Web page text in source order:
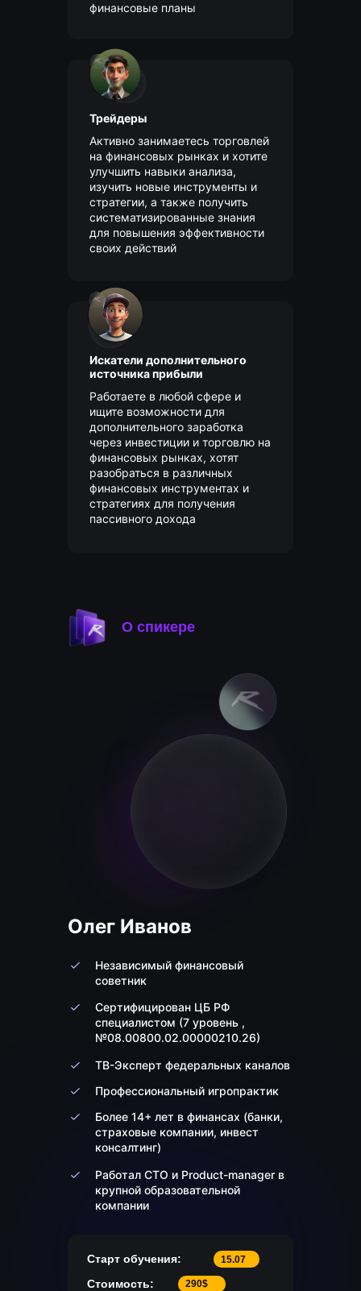
финансовые планы
Трейдеры
Активно занимаетесь торговлей
на финансовых рынках и хотите
улучшить навыки анализа,
изучить новые инструменты и
стратегии, а также получить
систематизированные знания
для повышения эффективности
своих действий
Искатели дополнительного
источника прибыли
Работаете в любой сфере и
ищите возможности для
дополнительного заработка
через инвестиции и торговлю на
финансовых рынках, хотят
разобраться в различных
финансовых инструментах и
стратегиях для получения
пассивного дохода
Олег Иванов
Независимый финансовый
советник
Сертифицирован ЦБ РФ
специалистом (7 уровень ,
№08.00800.02.00000210.26)
ТВ-Эксперт федеральных каналов
Профессиональный игропрактик
Более 14+ лет в финансах (банки,
страховые компании, инвест
консалтинг)
Работал CTO и Product-manager в
крупной образовательной
компании
О спикере
Старт обучения:
Стоимость:
15.07
290$
© 2025 Regolith Autotrade, All right reserved
REGOLITH AUTOTRADE L.L.C-FZ
License number 2423638.01
X4PC+4X9 - Mina Jebel Ali - Jabal Ali Industrial
First - Dubai - United Arab Emirates
Classic cars
Quick buyback
Cars Blog
Export cars
Terms of use